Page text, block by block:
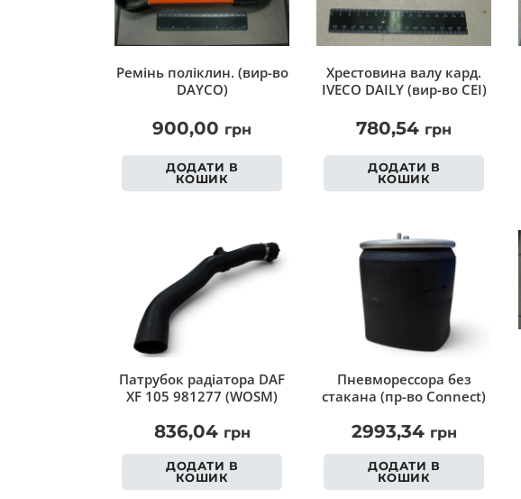
Ремінь поліклин. (вир-во
DAYCO)
900,00 грн
ДОДАТИ В
КОШИК
Хрестовина валу кард.
IVECO DAILY (вир-во CEI)
780,54 грн
ДОДАТИ В
КОШИК
Патрубок радіатора DAF
XF 105 981277 (WOSM)
836,04 грн
ДОДАТИ В
КОШИК
Пневморессора без
стакана (пр-во Connect)
2993,34 грн
ДОДАТИ В
КОШИК